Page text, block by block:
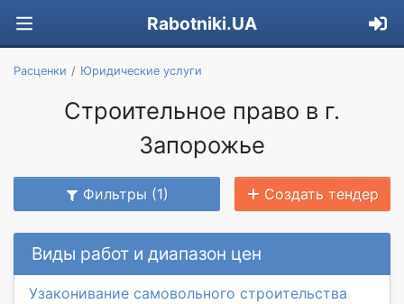
Rabotniki.UA
Расценки Юридические услуги
Строительное право в г.
Запорожье
Фильтры (1) Создать тендер
Виды работ и диапазон цен
Узаконивание самовольного строительства